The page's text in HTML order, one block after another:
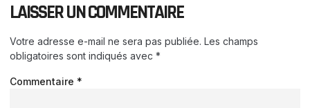
LAISSER UN COMMENTAIRE
Votre adresse e-mail ne sera pas publiée. Les champs
obligatoires sont indiqués avec *
Commentaire *